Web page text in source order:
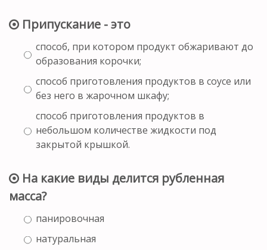
Припускание - это
способ, при котором продукт обжаривают до
образования корочки;
способ приготовления продуктов в соусе или
без него в жарочном шкафу;
способ приготовления продуктов в
небольшом количестве жидкости под
закрытой крышкой.
На какие виды делится рубленная
масса?
панировочная
натуральная